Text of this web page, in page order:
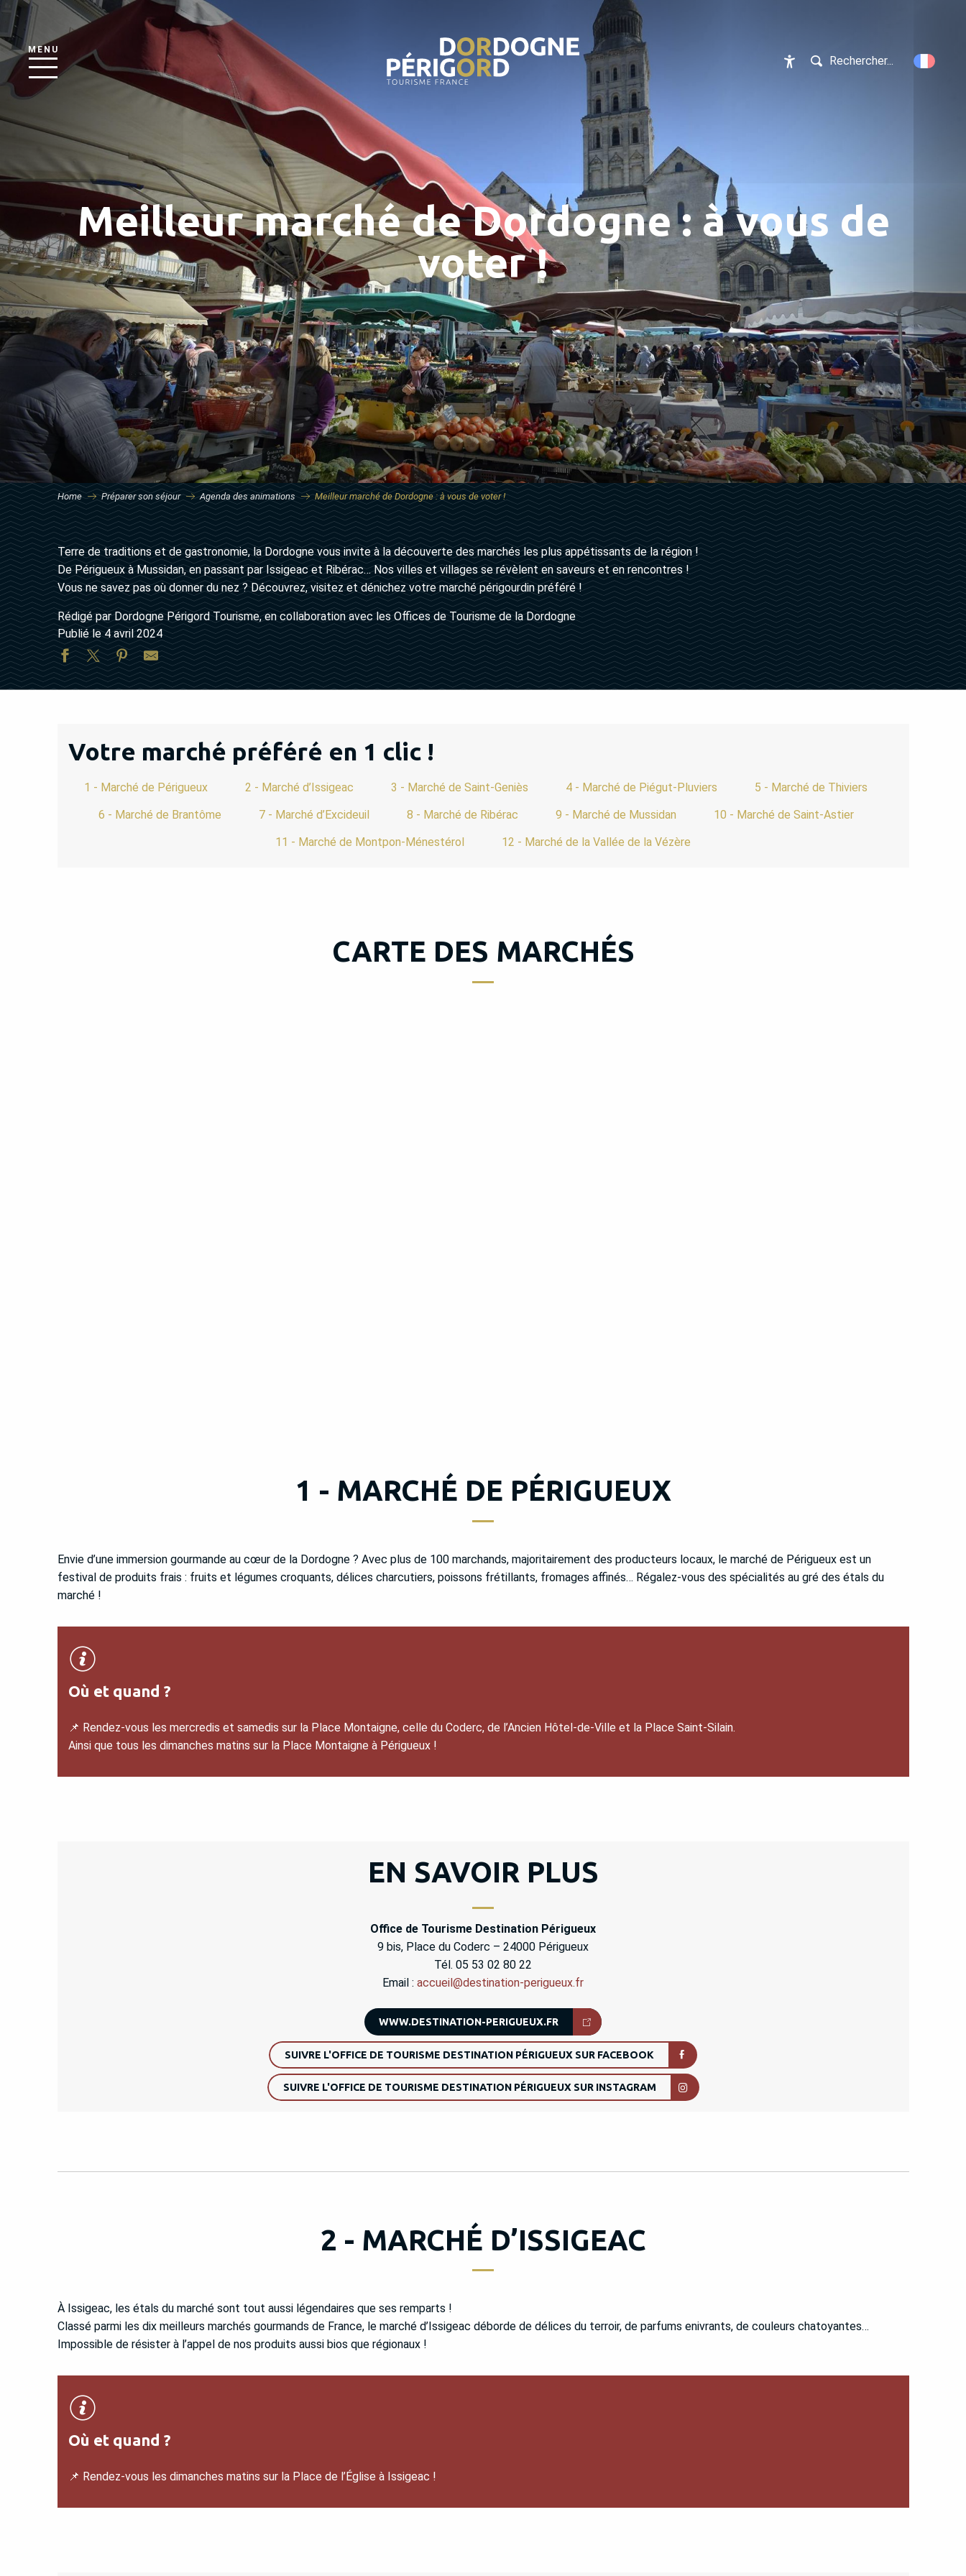
MENU
Rechercher...
Meilleur marché de Dordogne : à vous de
voter !
Home Préparer son séjour Agenda des animations Meilleur marché de Dordogne : à vous de voter !
Terre de traditions et de gastronomie, la Dordogne vous invite à la découverte des marchés les plus appétissants de la région !
De Périgueux à Mussidan, en passant par Issigeac et Ribérac… Nos villes et villages se révèlent en saveurs et en rencontres !
Vous ne savez pas où donner du nez ? Découvrez, visitez et dénichez votre marché périgourdin préféré !
Rédigé par Dordogne Périgord Tourisme, en collaboration avec les Offices de Tourisme de la Dordogne
Publié le 4 avril 2024
Votre marché préféré en 1 clic !
1 - Marché de Périgueux 2 - Marché d’Issigeac 3 - Marché de Saint-Geniès 4 - Marché de Piégut-Pluviers 5 - Marché de Thiviers
6 - Marché de Brantôme 7 - Marché d’Excideuil 8 - Marché de Ribérac 9 - Marché de Mussidan 10 - Marché de Saint-Astier
11 - Marché de Montpon-Ménestérol 12 - Marché de la Vallée de la Vézère
CARTE DES MARCHÉS
1 - MARCHÉ DE PÉRIGUEUX
Envie d’une immersion gourmande au cœur de la Dordogne ? Avec plus de 100 marchands, majoritairement des producteurs locaux, le marché de Périgueux est un
festival de produits frais : fruits et légumes croquants, délices charcutiers, poissons frétillants, fromages affinés… Régalez-vous des spécialités au gré des étals du
marché !
Où et quand ?
📌 Rendez-vous les mercredis et samedis sur la Place Montaigne, celle du Coderc, de l’Ancien Hôtel-de-Ville et la Place Saint-Silain.
Ainsi que tous les dimanches matins sur la Place Montaigne à Périgueux !
EN SAVOIR PLUS
Office de Tourisme Destination Périgueux
9 bis, Place du Coderc – 24000 Périgueux
Tél. 05 53 02 80 22
Email : accueil@destination-perigueux.fr
WWW.DESTINATION-PERIGUEUX.FR
SUIVRE L'OFFICE DE TOURISME DESTINATION PÉRIGUEUX SUR FACEBOOK
SUIVRE L'OFFICE DE TOURISME DESTINATION PÉRIGUEUX SUR INSTAGRAM
2 - MARCHÉ D’ISSIGEAC
À Issigeac, les étals du marché sont tout aussi légendaires que ses remparts !
Classé parmi les dix meilleurs marchés gourmands de France, le marché d’Issigeac déborde de délices du terroir, de parfums enivrants, de couleurs chatoyantes…
Impossible de résister à l’appel de nos produits aussi bios que régionaux !
Où et quand ?
📌 Rendez-vous les dimanches matins sur la Place de l’Église à Issigeac !